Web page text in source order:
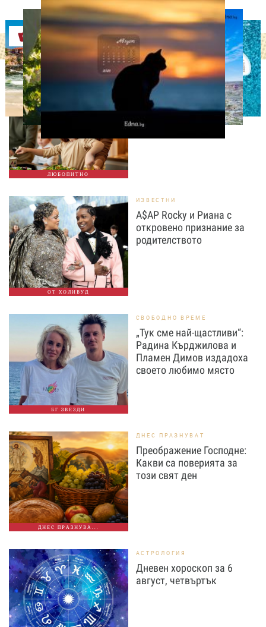
Оферти
ЛЮБОПИТНО
ЛЮБОПИТНО
Тайната на добрата
вечеря не се крие в
сложната рецепта
ОТ ХОЛИВУД
ИЗВЕСТНИ
A$AP Rocky и Риана с
откровено признание за
родителството
БГ ЗВЕЗДИ
СВОБОДНО ВРЕМЕ
„Тук сме най-щастливи“:
Радина Кърджилова и
Пламен Димов издадоха
своето любимо място
ДНЕС ПРАЗНУВА...
ДНЕС ПРАЗНУВАТ
Преображение Господне:
Какви са поверията за
този свят ден
АСТРОЛОГИЯ
Дневен хороскоп за 6
август, четвъртък